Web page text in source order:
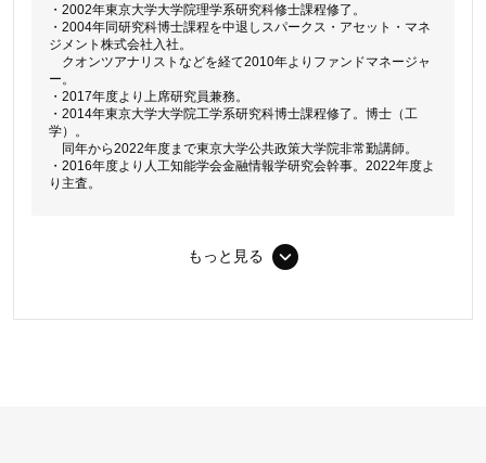
・ 2002年東京大学大学院理学系研究科修士課程修了。
・ 2004年同研究科博士課程を中退しスパークス・アセット・マネ
ジメント株式会社入社。
クオンツアナリストなどを経て2010年よりファンドマネージャ
ー。
・2017年度より上席研究員兼務。
・2014年東京大学大学院工学系研究科博士課程修了。博士（工
学）。
同年から2022年度まで東京大学公共政策大学院非常勤講師。
・2016年度より人工知能学会金融情報学研究会幹事。2022年度よ
り主査。
2010年度および2012年度、人工知能学会研究会優秀賞。
国際学術会議 IEEE Conference Computational
・2020年度、人工知能学会全国大会優秀賞。
もっと見る